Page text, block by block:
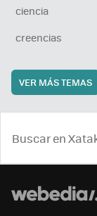
ciencia
creencias
VER MÁS TEMAS